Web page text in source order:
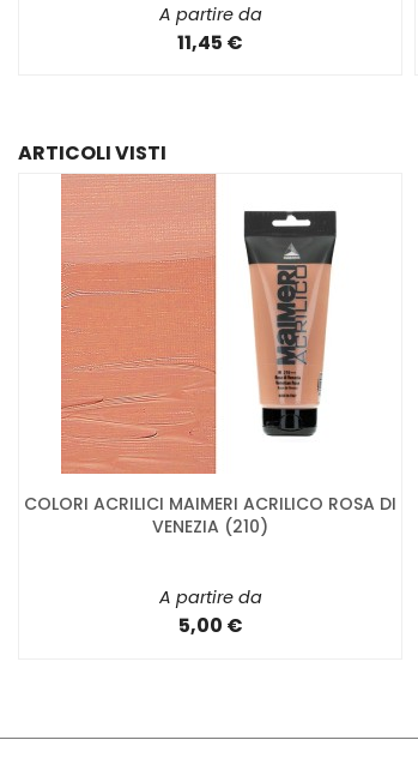
A partire da
11,45 €
ARTICOLI VISTI
COLORI ACRILICI MAIMERI ACRILICO ROSA DI
VENEZIA (210)
A partire da
5,00 €